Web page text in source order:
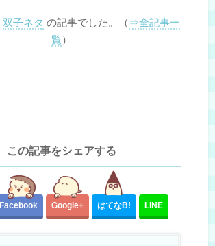
双子ネタ の記事でした。（ ⇒全記事一
覧）
この記事をシェアする
Facebook Google+ はてなB! LINE